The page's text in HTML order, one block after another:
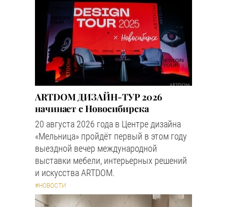
ARTDOM ДИЗАЙН-ТУР 2026
начинает с Новосибирска
20 августа 2026 года в Центре дизайна
«Мельница» пройдёт первый в этом году
выездной вечер международной
выставки мебели, интерьерных решений
и искусства ARTDOM.
#НОВОСТИ